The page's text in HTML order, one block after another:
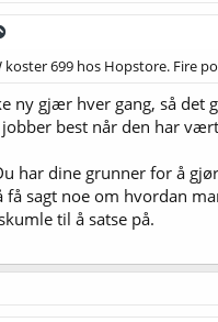
koster 699 hos Hopstore. Fire
ny gjær hver gang, så
best når den har
har dine grunner for å
få sagt noe om hvordan
til å satse på.